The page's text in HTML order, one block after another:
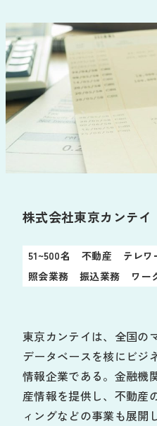
サービス連携
料金
料金試算
導入事例
導入をお考えの方へ
お役立ち資料
導入の流れ
動作環境
販売代理店募集
株式会社東京カンテイ
51~500名 不動産 テレワ
照会業務
振込業務 ワー
東京カンテイは、全国の
データベースを核にビジ
情報企業である。金融機
産情報を提供し、不動産
ィングなどの事業も展開